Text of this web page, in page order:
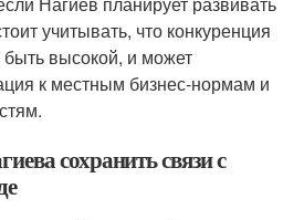
учитывать, что конкуренция
высокой, и может
к местным бизнес-нормам и
сохранить связи с